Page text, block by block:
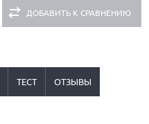
ДОБАВИТЬ К СРАВНЕНИЮ
ТЕСТ ОТЗЫВЫ